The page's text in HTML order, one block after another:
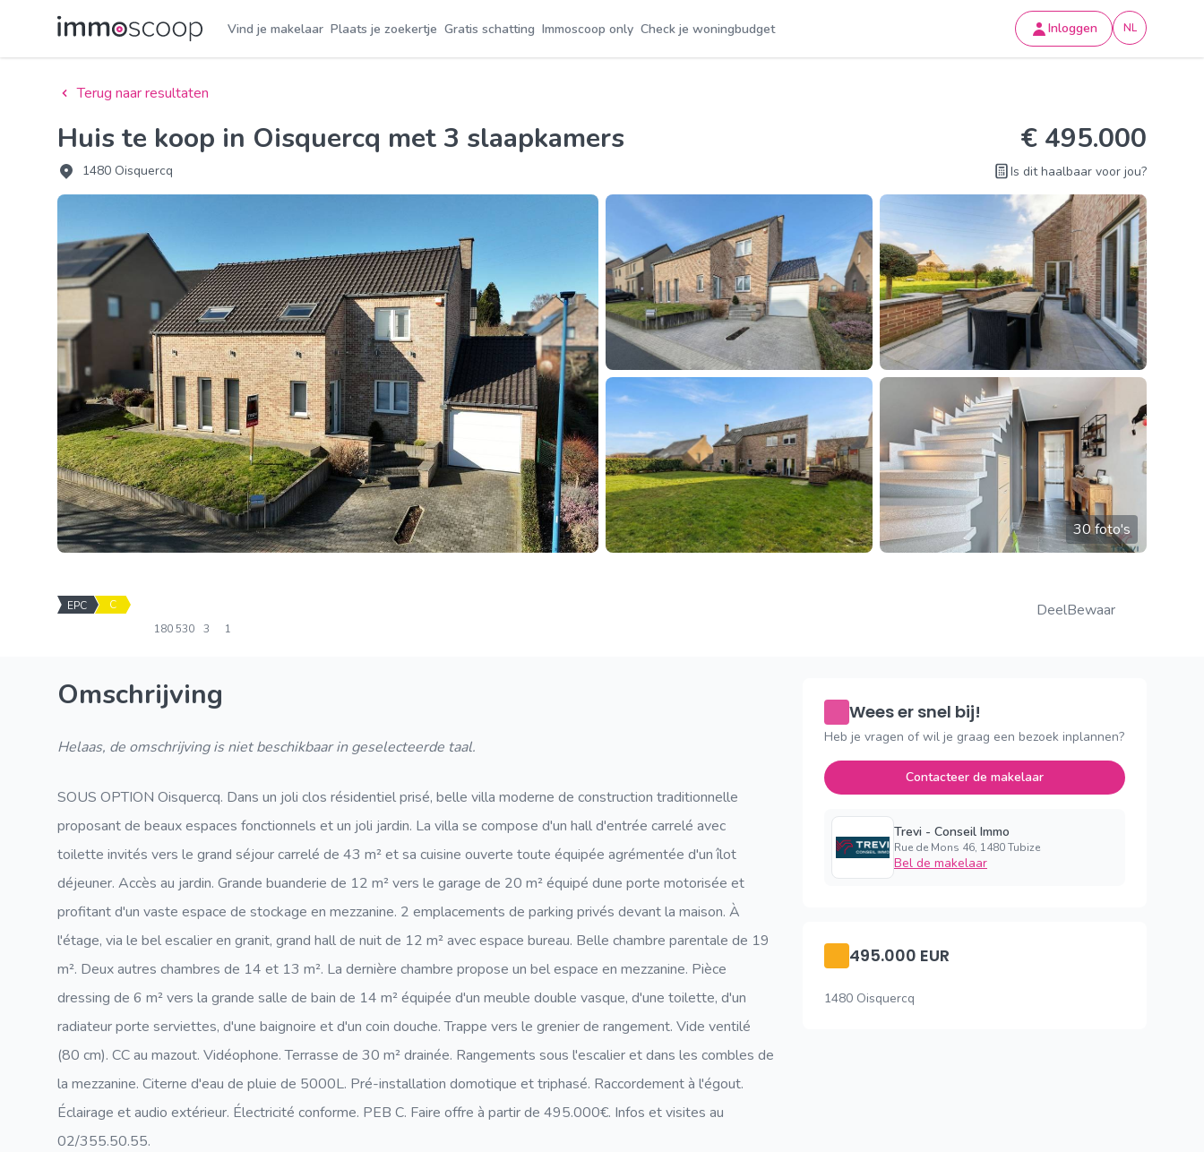
Vind je makelaar Plaats je zoekertje Gratis schatting Immoscoop only Check je woningbudget Inloggen NL
Terug naar resultaten
Huis te koop in Oisquercq met 3 slaapkamers
1480 Oisquercq
€ 495.000
Is dit haalbaar voor jou?
30 foto's
EPC C
180 530 3 1
DeelBewaar
Omschrijving
Helaas, de omschrijving is niet beschikbaar in geselecteerde taal.
SOUS OPTION Oisquercq. Dans un joli clos résidentiel prisé, belle villa moderne de construction traditionnelle
proposant de beaux espaces fonctionnels et un joli jardin. La villa se compose d'un hall d'entrée carrelé avec
toilette invités vers le grand séjour carrelé de 43 m² et sa cuisine ouverte toute équipée agrémentée d'un îlot
déjeuner. Accès au jardin. Grande buanderie de 12 m² vers le garage de 20 m² équipé dune porte motorisée et
profitant d'un vaste espace de stockage en mezzanine. 2 emplacements de parking privés devant la maison. À
l'étage, via le bel escalier en granit, grand hall de nuit de 12 m² avec espace bureau. Belle chambre parentale de 19
m². Deux autres chambres de 14 et 13 m². La dernière chambre propose un bel espace en mezzanine. Pièce
dressing de 6 m² vers la grande salle de bain de 14 m² équipée d'un meuble double vasque, d'une toilette, d'un
radiateur porte serviettes, d'une baignoire et d'un coin douche. Trappe vers le grenier de rangement. Vide ventilé
(80 cm). CC au mazout. Vidéophone. Terrasse de 30 m² drainée. Rangements sous l'escalier et dans les combles de
la mezzanine. Citerne d'eau de pluie de 5000L. Pré-installation domotique et triphasé. Raccordement à l'égout.
Éclairage et audio extérieur. Électricité conforme. PEB C. Faire offre à partir de 495.000€. Infos et visites au
02/355.50.55.
Wees er snel bij!
Heb je vragen of wil je graag een bezoek inplannen?
Contacteer de makelaar
Trevi - Conseil Immo
Rue de Mons 46, 1480 Tubize
Bel de makelaar
495.000 EUR
1480 Oisquercq